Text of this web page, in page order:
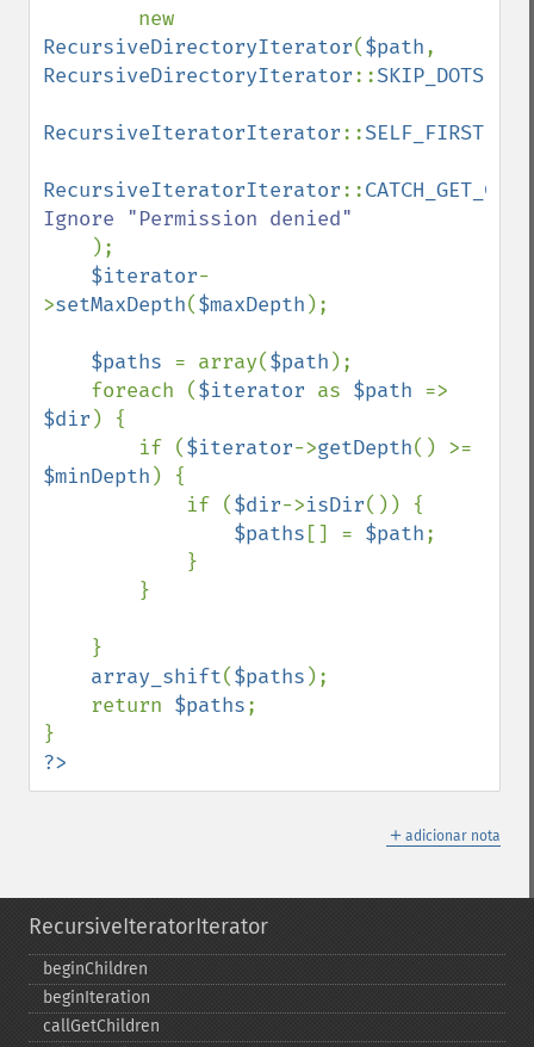
RecursiveDirectoryIterator($path
RecursiveDirectoryIterator::SKIP_DOTS
RecursiveIteratorIterator::SELF_FIRST
RecursiveIteratorIterator::
Ignore "Permission denied"
);
$iterator-
>setMaxDepth($maxDepth );
$paths = array($path );
    foreach (
$iterator as $path
$dir ) {
        if (
$iterator->getDepth
$minDepth ) {
            if (
$dir->isDir()) {
$paths [] = $path;
array_shift($paths );
    return
$paths;
?>
＋ adicionar nota
RecursiveIteratorIterator
beginChildren
beginIteration
callGetChildren